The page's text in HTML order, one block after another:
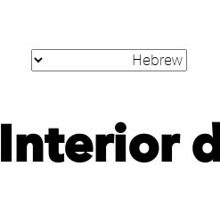
Interior